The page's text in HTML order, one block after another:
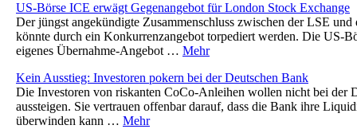
US-Börse ICE erwägt Gegenangebot für London Stock Exchange
Der jüngst angekündigte Zusammenschluss zwischen der LSE und
könnte durch ein Konkurrenzangebot torpediert werden. Die US-
eigenes Übernahme-Angebot … Mehr
Kein Ausstieg: Investoren pokern bei der Deutschen Bank
Die Investoren von riskanten CoCo-Anleihen wollen nicht bei der
aussteigen. Sie vertrauen offenbar darauf, dass die Bank ihre
überwinden kann … Mehr